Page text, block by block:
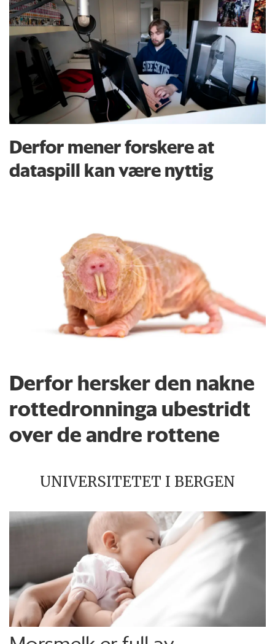
Derfor mener forskere at
dataspill kan være nyttig
Derfor hersker den nakne
rottedronninga ubestridt
over de andre rottene
UNIVERSITETET I BERGEN